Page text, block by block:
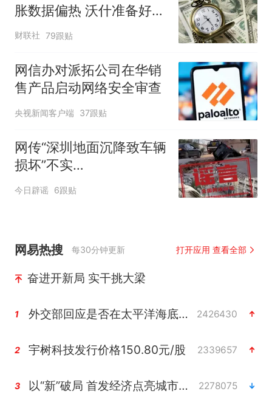
胀数据偏热 沃什准备好加
息
财联社 79跟贴
网信办对派拓公司在华销
售产品启动网络安全审查
央视新闻客户端 37跟贴
网传“深圳地面沉降致车辆
损坏”不实
（2026·08·06）
今日辟谣 6跟贴
网易热搜 每30分钟更新 打开应用 查看全部
奋进开新局 实干挑大梁
1 外交部回应是否在太平洋海底开采稀土 2426430
2 宇树科技发行价格150.80元/股 2339657
3 以“新”破局 首发经济点亮城市消费活力 2278075